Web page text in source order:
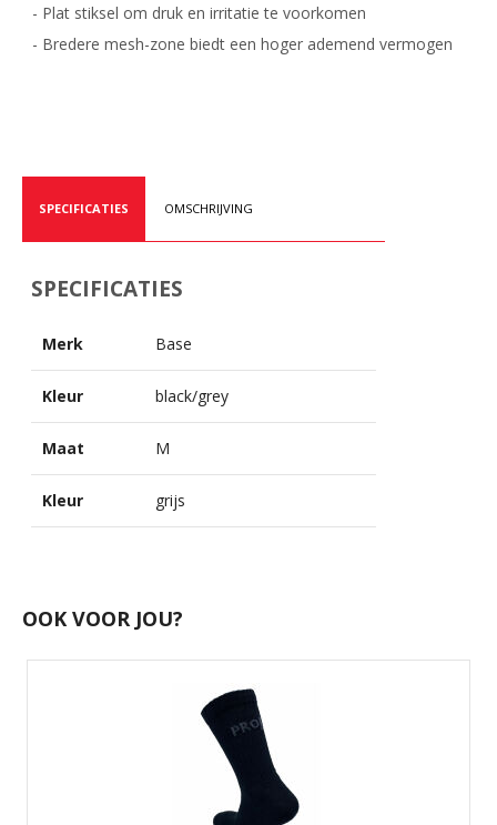
- Plat stiksel om druk en irritatie te voorkomen
- Bredere mesh-zone biedt een hoger ademend vermogen
SPECIFICATIES OMSCHRIJVING
SPECIFICATIES
Merk Base
Kleur black/grey
Maat M
Kleur grijs
OOK VOOR JOU?